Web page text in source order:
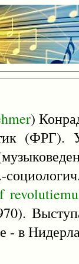
)
(ФРГ).
- в